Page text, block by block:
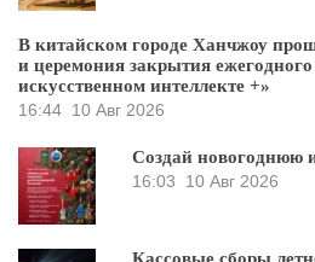
В китайском городе Ханчжоу
и церемония закрытия
искусственном интеллекте +»
16:44 10 Авг 2026
Создай новогоднюю
16:03
10 Авг 2026